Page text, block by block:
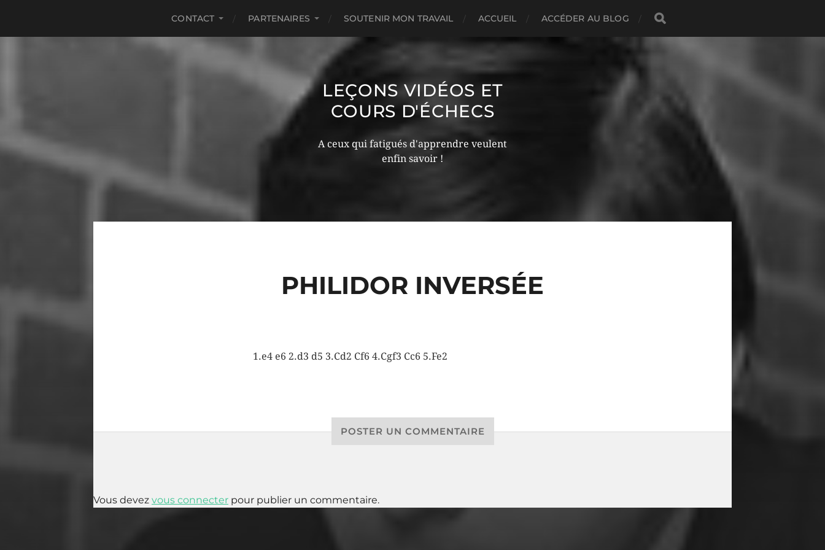
CONTACT PARTENAIRES SOUTENIR MON TRAVAIL ACCUEIL ACCÉDER AU BLOG
LEÇONS VIDÉOS ET
COURS D'ÉCHECS
A ceux qui fatigués d'apprendre veulent
enfin savoir !
PHILIDOR INVERSÉE
1.e4 e6 2.d3 d5 3.Cd2 Cf6 4.Cgf3 Cc6 5.Fe2
POSTER UN COMMENTAIRE
Vous devez vous connecter pour publier un commentaire.